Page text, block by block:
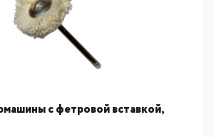
с фетровой вставкой,